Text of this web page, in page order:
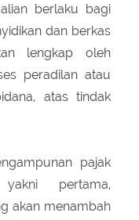
berlaku bagi
dan berkas
lengkap oleh
peradilan atau
atas tindak
pajak
pertama,
akan menambah